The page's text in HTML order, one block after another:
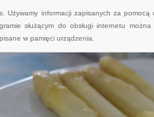
Używamy informacji zapisanych za
służącym do obsługi internetu
w pamięci urządzenia.